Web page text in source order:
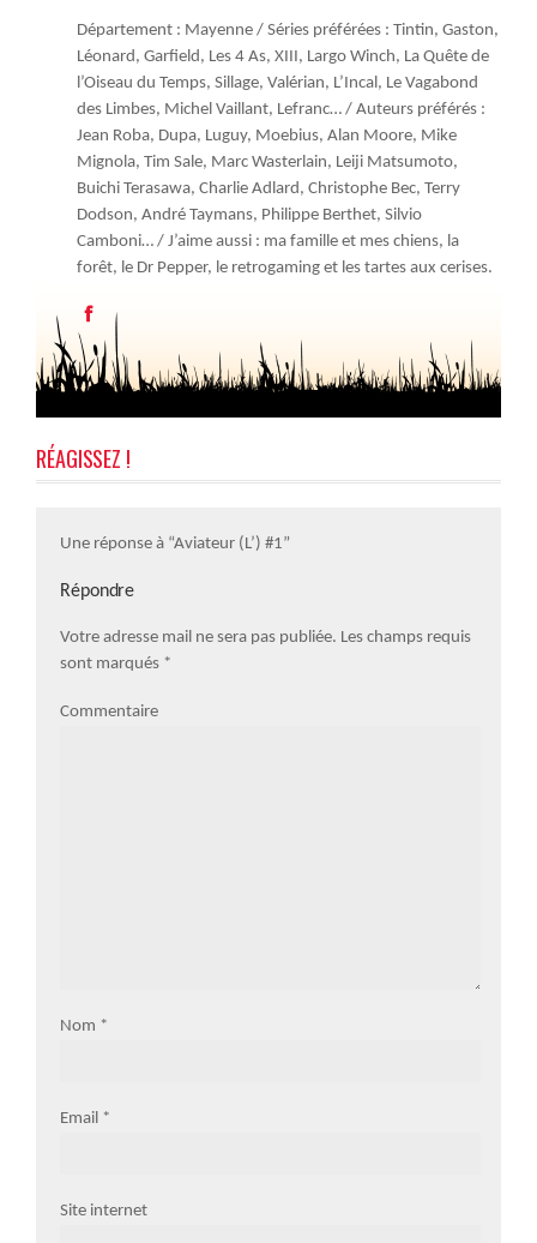
Département : Mayenne / Séries préférées : Tintin, Gaston,
Léonard, Garfield, Les 4 As, XIII, Largo Winch, La Quête de
l’Oiseau du Temps, Sillage, Valérian, L’Incal, Le Vagabond
des Limbes, Michel Vaillant, Lefranc… / Auteurs préférés :
Jean Roba, Dupa, Luguy, Moebius, Alan Moore, Mike
Mignola, Tim Sale, Marc Wasterlain, Leiji Matsumoto,
Buichi Terasawa, Charlie Adlard, Christophe Bec, Terry
Dodson, André Taymans, Philippe Berthet, Silvio
Camboni… / J’aime aussi : ma famille et mes chiens, la
forêt, le Dr Pepper, le retrogaming et les tartes aux cerises.
RÉAGISSEZ !
Une réponse à “Aviateur (L’) #1”
Répondre
Votre adresse mail ne sera pas publiée. Les champs requis
sont marqués *
Commentaire
Nom *
Email *
Site internet